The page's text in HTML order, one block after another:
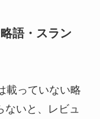
語・スラン
載っていない略
ないと、レビュ